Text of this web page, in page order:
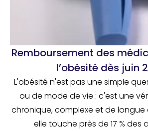
Remboursement des
l’obésité dès juin
L'obésité n'est pas une simple
ou de mode de vie : c'est une
chronique, complexe et de longue
elle touche près de 17 % des